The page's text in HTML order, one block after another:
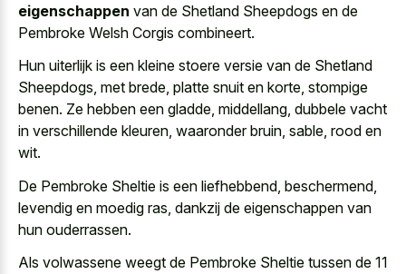
eigenschappen van de Shetland Sheepdogs en de
Pembroke Welsh Corgis combineert.
Hun uiterlijk is een kleine stoere versie van de Shetland
Sheepdogs, met brede, platte snuit en korte, stompige
benen. Ze hebben een gladde, middellang, dubbele vacht
in verschillende kleuren, waaronder bruin, sable, rood en
wit.
De Pembroke Sheltie is een liefhebbend, beschermend,
levendig en moedig ras, dankzij de eigenschappen van
hun ouderrassen.
Als volwassene weegt de Pembroke Sheltie tussen de 11